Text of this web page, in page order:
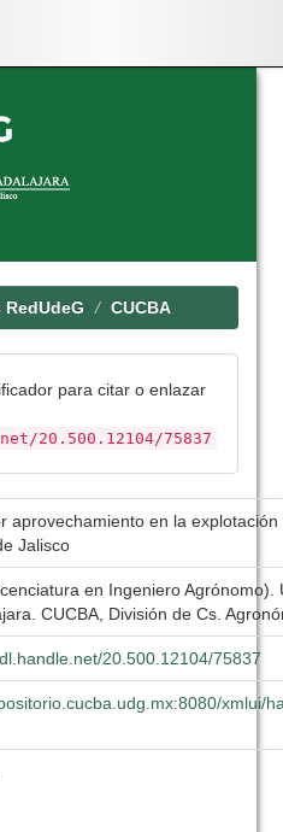
CUCBA
para citar o enlazar
20.500.12104/75837
aprovechamiento en la
Jalisco
en Ingeniero Agrónomo).
CUCBA, División de Cs.
20.500.12104/75837
xmlui/